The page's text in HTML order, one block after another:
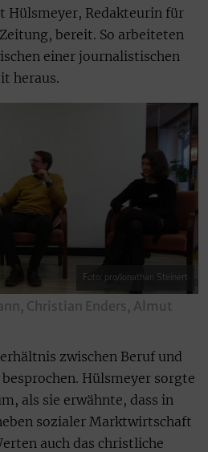
Hülsmeyer, Redakteurin für
bereit. So arbeiteten
einer journalistischen
heraus.
Foto: pro/Jonathan Steinert
Christian Enders, Almut
zwischen Beruf und
Hülsmeyer sorgte
als sie erwähnte, dass in
sozialer Marktwirtschaft
auch das christliche